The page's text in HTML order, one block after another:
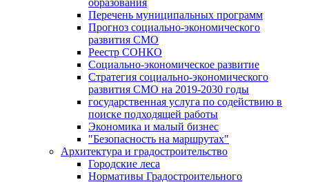
образования
Перечень муниципальных программ
Прогноз социально-экономического
развития СМО
Реестр СОНКО
Социально-экономическое развитие
Стратегия социально-экономического
развития СМО на 2019-2030 годы
государственная услуга по содействию в
поиске подходящей работы
Экономика и малый бизнес
"Безопасность на маршрутах"
Архитектура и градостроительство
Городские леса
Нормативы Градостроительного